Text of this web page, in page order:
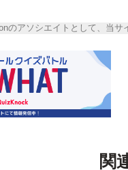
のアソシエイトとして、当サ
関